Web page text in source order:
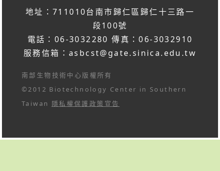
地址：711010台南市歸仁區歸仁十三路一
段100號
電話：06-3032280 傳真：06-3032910
服務信箱： asbcst@gate.sinica.edu.tw
南部生物技術中心版權所有
©2012 Biotechnology Center in Southern
Taiwan 隱私權保護政策宣告